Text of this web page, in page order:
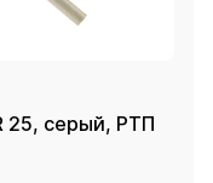
Компенсатор PPR 25, серый, РТП